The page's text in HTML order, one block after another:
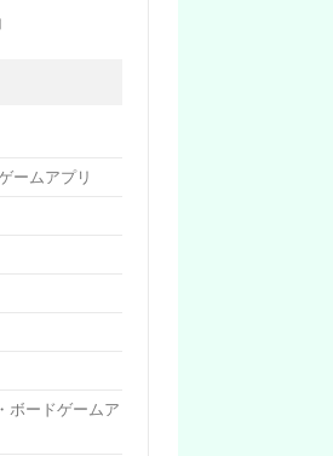
ームアプリ
ボードゲームア